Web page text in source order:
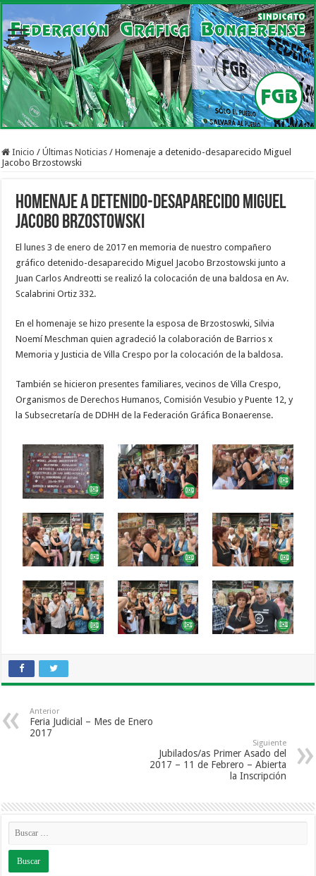
Inicio / Últimas Noticias / Homenaje a detenido-desaparecido Miguel
Jacobo Brzostowski
Homenaje a detenido-desaparecido Miguel
Jacobo Brzostowski
El lunes 3 de enero de 2017 en memoria de nuestro compañero
gráfico detenido-desaparecido Miguel Jacobo Brzostowski junto a
Juan Carlos Andreotti se realizó la colocación de una baldosa en Av.
Scalabrini Ortiz 332.
En el homenaje se hizo presente la esposa de Brzostoswki, Silvia
Noemí Meschman quien agradeció la colaboración de Barrios x
Memoria y Justicia de Villa Crespo por la colocación de la baldosa.
También se hicieron presentes familiares, vecinos de Villa Crespo,
Organismos de Derechos Humanos, Comisión Vesubio y Puente 12, y
la Subsecretaría de DDHH de la Federación Gráfica Bonaerense.
Anterior
Feria Judicial – Mes de Enero
2017
Siguiente
Jubilados/as Primer Asado del
2017 – 11 de Febrero – Abierta
la Inscripción